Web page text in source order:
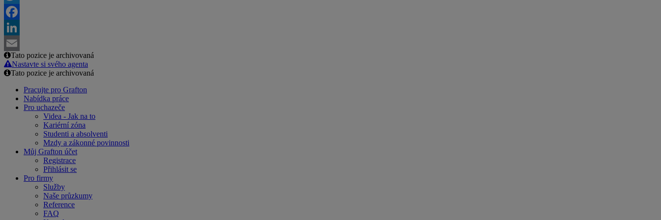
Twitter
Facebook
LinkedIn
Email
Tato pozice je archivovaná
Nastavte si svého agenta
Tato pozice je archivovaná
Pracujte pro Grafton
Nabídka práce
Pro uchazeče
Videa - Jak na to
Kariérní zóna
Studenti a absolventi
Mzdy a zákonné povinnosti
Můj Grafton účet
Registrace
Přihlásit se
Pro firmy
Služby
Naše průzkumy
Reference
FAQ